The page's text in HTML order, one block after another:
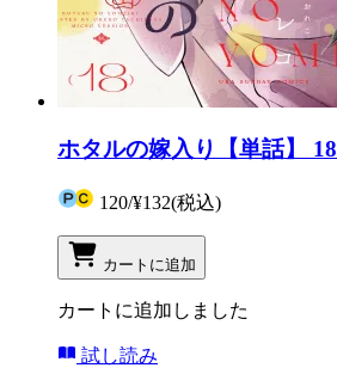
ホタルの嫁入り【単話】 18
120/¥132(税込)
カートに追加
カートに追加しました
試し読み